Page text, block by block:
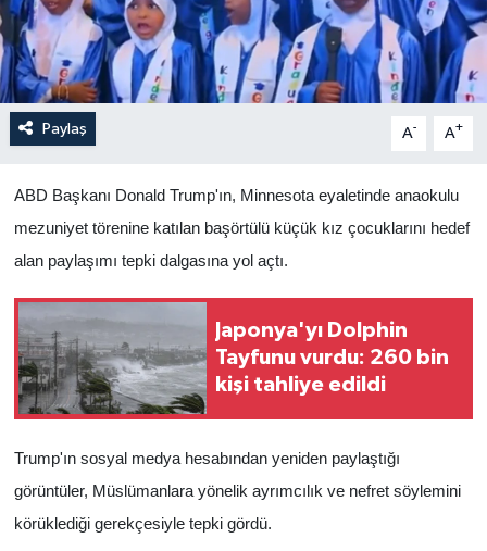
Paylaş A- A+
ABD Başkanı Donald Trump'ın, Minnesota eyaletinde anaokulu
mezuniyet törenine katılan başörtülü küçük kız çocuklarını hedef
alan paylaşımı tepki dalgasına yol açtı.
Japonya'yı Dolphin
Tayfunu vurdu: 260 bin
kişi tahliye edildi
Trump'ın sosyal medya hesabından yeniden paylaştığı
görüntüler, Müslümanlara yönelik ayrımcılık ve nefret söylemini
körüklediği gerekçesiyle tepki gördü.